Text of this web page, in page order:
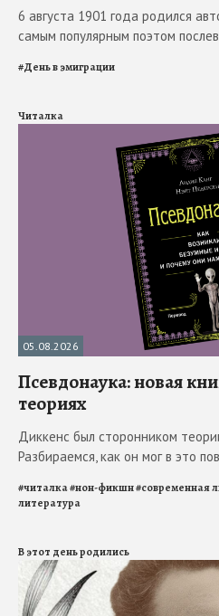
6 августа 1901 года родился
самым популярным поэтом
#День в эмиграции
Читалка
05.08.2026
Псевдонаука: новая
теориях
Диккенс был сторонником
Разбираемся, как он мог в это
#читалка#нон-фикшн#современная
литература
В этот день родились